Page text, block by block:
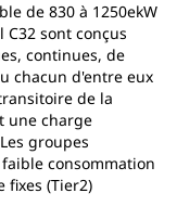
de 830 à 1250ekW
C32 sont conçus
continues, de
chacun d'entre eux
de la
une charge
groupes
consommation
(Tier2)